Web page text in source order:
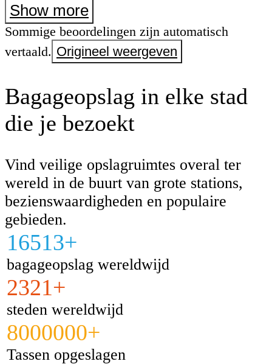
gastvrij en behulpzaam. Ze behandelden
hartelijk en het was echt een plezier om
hebben. Het hele proces verliep snel,
zonder stress. Ik raad deze plek ten
betrouwbare bagageopslagdienst.
Show more
Sommige beoordelingen zijn automatisch
vertaald. Origineel weergeven
Bagageopslag in elke stad
die je bezoekt
Vind veilige opslagruimtes overal ter
wereld in de buurt van grote stations,
bezienswaardigheden en populaire
gebieden.
16513+
bagageopslag wereldwijd
2321+
steden wereldwijd
8000000+
Tassen opgeslagen